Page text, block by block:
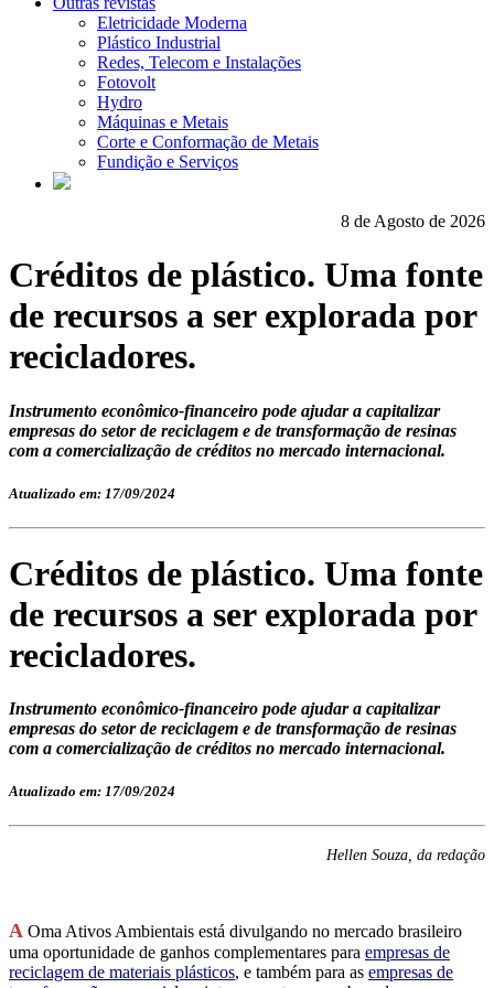
Eletricidade Moderna
Plástico Industrial
Redes, Telecom e Instalações
Fotovolt
Hydro
Máquinas e Metais
Corte e Conformação de Metais
Fundição e Serviços
8 de Agosto de 2026
Créditos de plástico. Uma fonte
de recursos a ser explorada por
recicladores.
Instrumento econômico-financeiro pode ajudar a capitalizar
empresas do setor de reciclagem e de transformação de resinas
com a comercialização de créditos no mercado internacional.
Atualizado em: 17/09/2024
Créditos de plástico. Uma fonte
de recursos a ser explorada por
recicladores.
Instrumento econômico-financeiro pode ajudar a capitalizar
empresas do setor de reciclagem e de transformação de resinas
com a comercialização de créditos no mercado internacional.
Atualizado em: 17/09/2024
Hellen Souza, da redação
A Oma Ativos Ambientais está divulgando no mercado brasileiro
uma oportunidade de ganhos complementares para empresas de
reciclagem de materiais plásticos, e também para as empresas de